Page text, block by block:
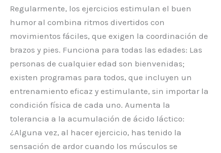
Regularmente, los ejercicios estimulan el buen
humor al combina ritmos divertidos con
movimientos fáciles, que exigen la coordinación de
brazos y pies. Funciona para todas las edades: Las
personas de cualquier edad son bienvenidas;
existen programas para todos, que incluyen un
entrenamiento eficaz y estimulante, sin importar la
condición física de cada uno. Aumenta la
tolerancia a la acumulación de ácido láctico:
¿Alguna vez, al hacer ejercicio, has tenido la
sensación de ardor cuando los músculos se